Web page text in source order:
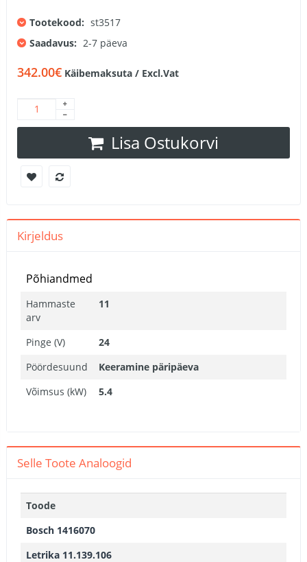
Tootekood: st3517
Saadavus: 2-7 päeva
342.00€ Käibemaksuta / Excl.Vat
Lisa Ostukorvi
Kirjeldus
Põhiandmed
Hammaste
arv
11
Pinge (V)
24
Pöördesuund
Keeramine päripäeva
Võimsus (kW)
5.4
Selle Toote Analoogid
Toode
Bosch 1416070
Letrika 11.139.106